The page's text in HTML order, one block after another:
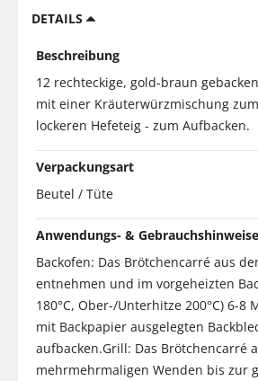
DETAILS
Beschreibung
12 rechteckige, gold-braun
mit einer Kräuterwürzmischung
lockeren Hefeteig - zum Aufbacken.
Verpackungsart
Beutel / Tüte
Anwendungs- & Gebrauchshinweise
Backofen: Das Brötchencarré aus
entnehmen und im vorgeheizten
180°C, Ober-/Unterhitze 200°C) 6-8
mit Backpapier ausgelegten
aufbacken.Grill: Das Brötchencarré
mehrmehrmaligen Wenden bis zur